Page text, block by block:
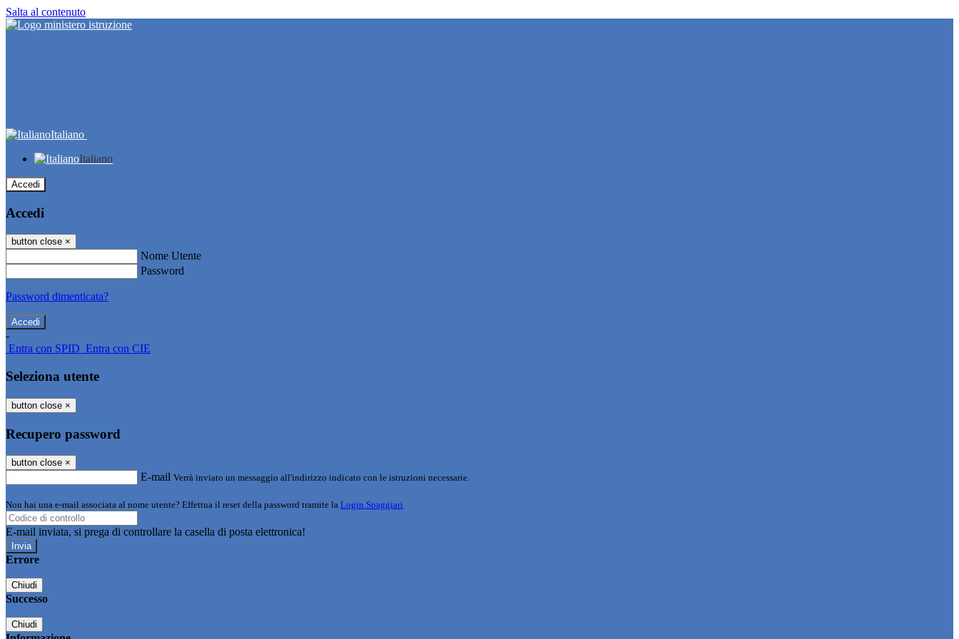
Salta al contenuto
Italiano
Italiano
Accedi
Accedi
button close ×
Nome Utente
Password
Password dimenticata?
-
Entra con SPID Entra con CIE
Seleziona utente
button close ×
Recupero password
button close ×
E-mail Verrà inviato un messaggio all'indirizzo indicato con le istruzioni necessarie.
Non hai una e-mail associata al nome utente? Effettua il reset della password tramite la Login Spaggiari
E-mail inviata, si prega di controllare la casella di posta elettronica!
Errore
Chiudi
Successo
Chiudi